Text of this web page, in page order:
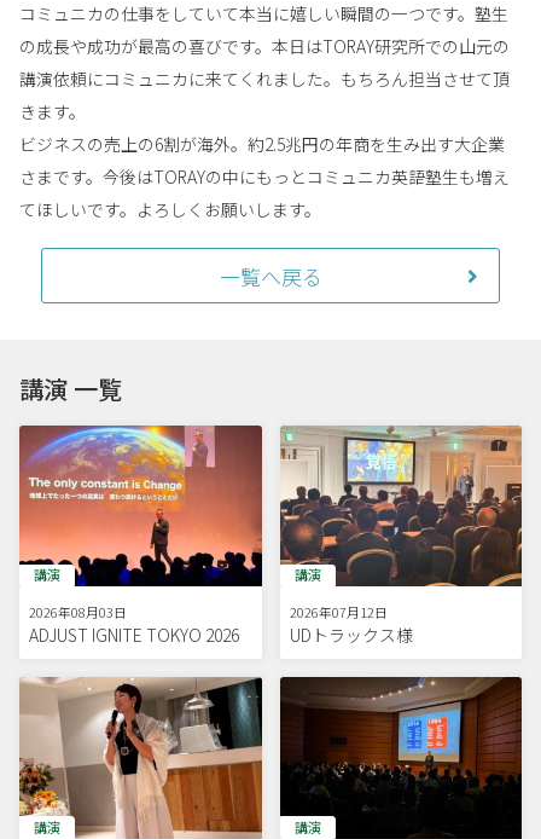
コミュニカの仕事をしていて本当に嬉しい瞬間の一つです。塾生
の成長や成功が最高の喜びです。本日はTORAY研究所での山元の
講演依頼にコミュニカに来てくれました。もちろん担当させて頂
きます。
ビジネスの売上の6割が海外。約2.5兆円の年商を生み出す大企業
さまです。今後はTORAYの中にもっとコミュニカ英語塾生も増え
てほしいです。よろしくお願いします。
一覧へ戻る
講演 一覧
講演
2026年08月03日
ADJUST IGNITE TOKYO 2026
講演
2026年07月12日
UDトラックス様
講演 講演